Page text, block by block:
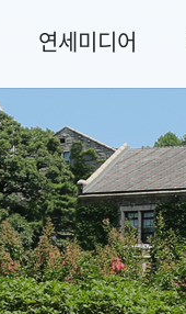
연세미디어